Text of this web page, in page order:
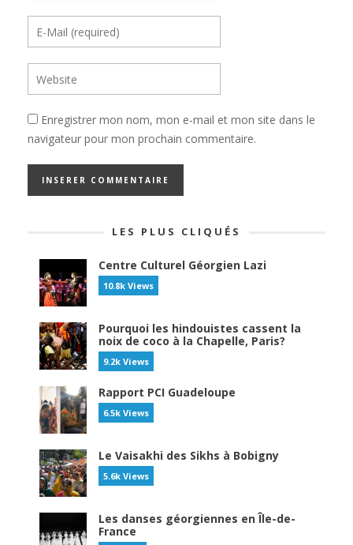
Enregistrer mon nom, mon e-mail et mon site dans le
navigateur pour mon prochain commentaire.
LES PLUS CLIQUÉS
Centre Culturel Géorgien Lazi
10.8k Views
Pourquoi les hindouistes cassent la
noix de coco à la Chapelle, Paris?
9.2k Views
Rapport PCI Guadeloupe
6.5k Views
Le Vaisakhi des Sikhs à Bobigny
5.6k Views
Les danses géorgiennes en Île-de-
France